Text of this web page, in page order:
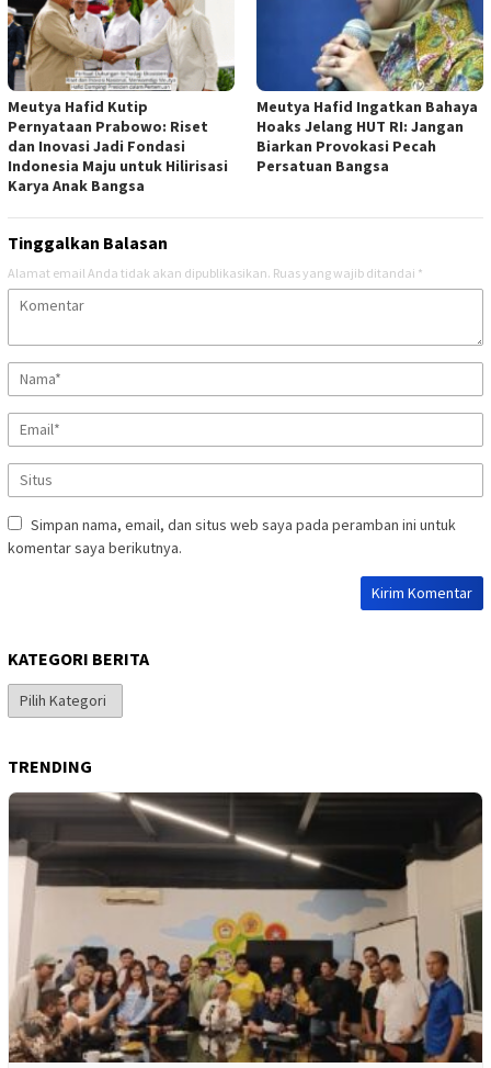
Meutya Hafid Kutip
Pernyataan Prabowo: Riset
dan Inovasi Jadi Fondasi
Indonesia Maju untuk Hilirisasi
Karya Anak Bangsa
Meutya Hafid Ingatkan Bahaya
Hoaks Jelang HUT RI: Jangan
Biarkan Provokasi Pecah
Persatuan Bangsa
Tinggalkan Balasan
Alamat email Anda tidak akan dipublikasikan. Ruas yang wajib ditandai *
Simpan nama, email, dan situs web saya pada peramban ini untuk
komentar saya berikutnya.
KATEGORI BERITA
Kategori
Berita
TRENDING